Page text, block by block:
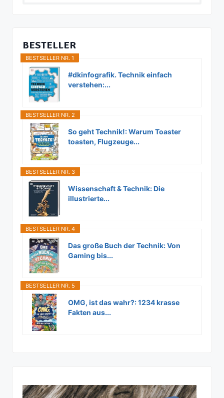
BESTELLER
BESTSELLER NR. 1
#dkinfografik. Technik einfach
verstehen:...
BESTSELLER NR. 2
So geht Technik!: Warum Toaster
toasten, Flugzeuge...
BESTSELLER NR. 3
Wissenschaft & Technik: Die
illustrierte...
BESTSELLER NR. 4
Das große Buch der Technik: Von
Gaming bis...
BESTSELLER NR. 5
OMG, ist das wahr?: 1234 krasse
Fakten aus...